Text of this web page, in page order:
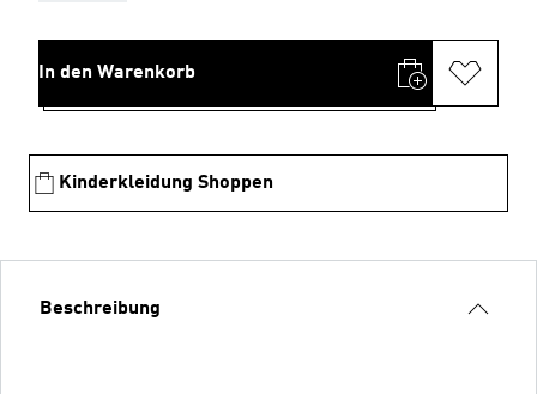
In den Warenkorb
Kinderkleidung Shoppen
Beschreibung